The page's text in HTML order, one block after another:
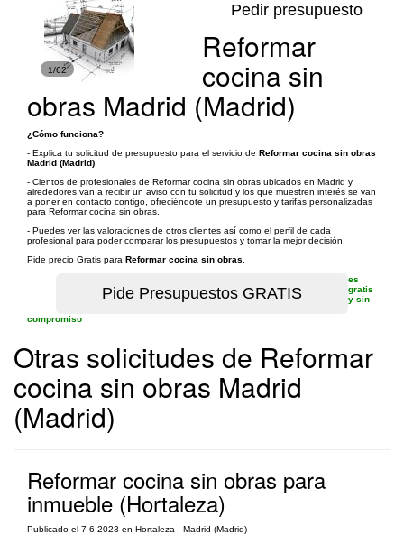
1/62
Pedir presupuesto
Reformar
cocina sin
obras Madrid (Madrid)
¿Cómo funciona?
- Explica tu solicitud de presupuesto para el servicio de Reformar cocina sin obras
Madrid (Madrid)
- Cientos de profesionales de Reformar cocina sin obras ubicados en Madrid y
alrededores van a recibir un aviso con tu solicitud y los que muestren interés se van
a poner en contacto contigo, ofreciéndote un presupuesto y tarifas personalizadas
para Reformar cocina sin obras.
- Puedes ver las valoraciones de otros clientes así como el perfil de cada
profesional para poder comparar los presupuestos y tomar la mejor decisión.
Pide precio Gratis para Reformar cocina sin obras
es
gratis
y sin
compromiso
Otras solicitudes de Reformar
cocina sin obras Madrid
(Madrid)
Reformar cocina sin obras para
inmueble (Hortaleza)
Publicado el 7-6-2023 en Hortaleza - Madrid (Madrid)